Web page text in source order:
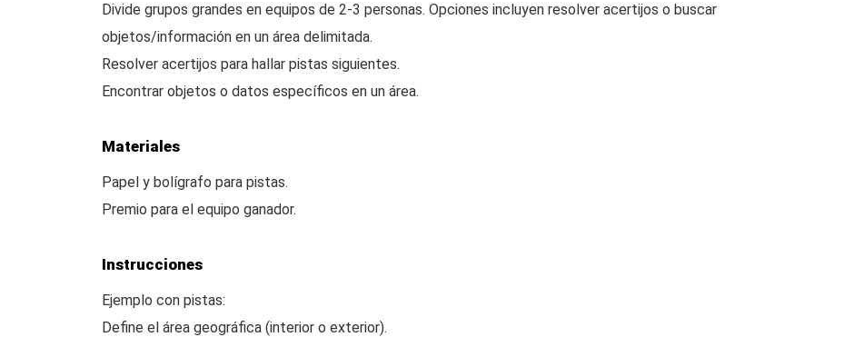
Divide grupos grandes en equipos de 2-3 personas. Opciones incluyen resolver acertijos o buscar
objetos/información en un área delimitada.
Resolver acertijos para hallar pistas siguientes.
Encontrar objetos o datos específicos en un área.
Materiales
Papel y bolígrafo para pistas.
Premio para el equipo ganador.
Instrucciones
Ejemplo con pistas:
Define el área geográfica (interior o exterior).